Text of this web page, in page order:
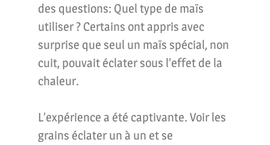
des questions: Quel type de maïs
utiliser ? Certains ont appris avec
surprise que seul un maïs spécial, non
cuit, pouvait éclater sous l’effet de la
chaleur.
L’expérience a été captivante. Voir les
grains éclater un à un et se